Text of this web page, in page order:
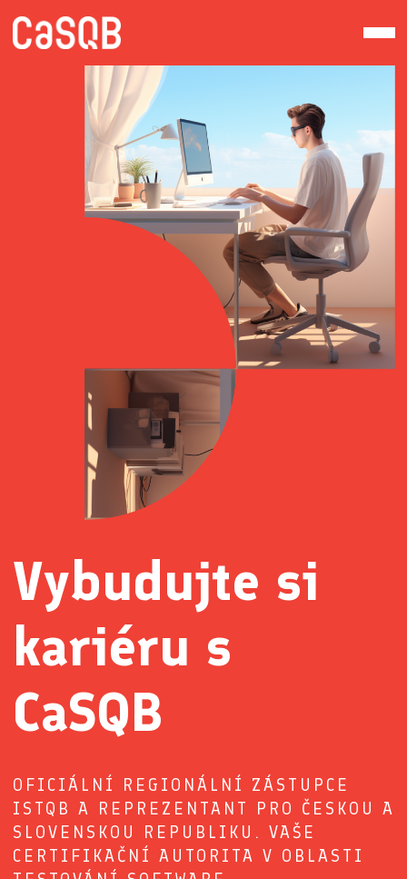
Vybudujte si
kariéru s
CaSQB
OFICIÁLNÍ REGIONÁLNÍ ZÁSTUPCE
ISTQB A REPREZENTANT PRO ČESKOU A
SLOVENSKOU REPUBLIKU. VAŠE
CERTIFIKAČNÍ AUTORITA V OBLASTI